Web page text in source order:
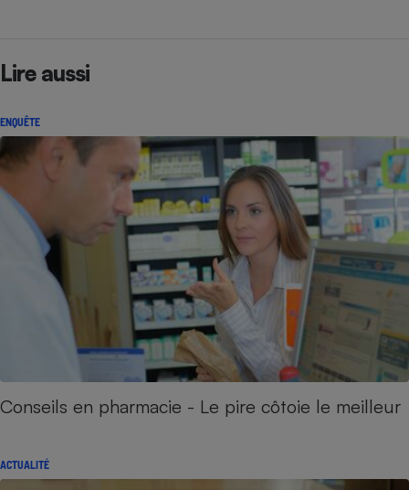
Lire aussi
ENQUÊTE
Conseils en pharmacie - Le pire côtoie le meilleur
ACTUALITÉ